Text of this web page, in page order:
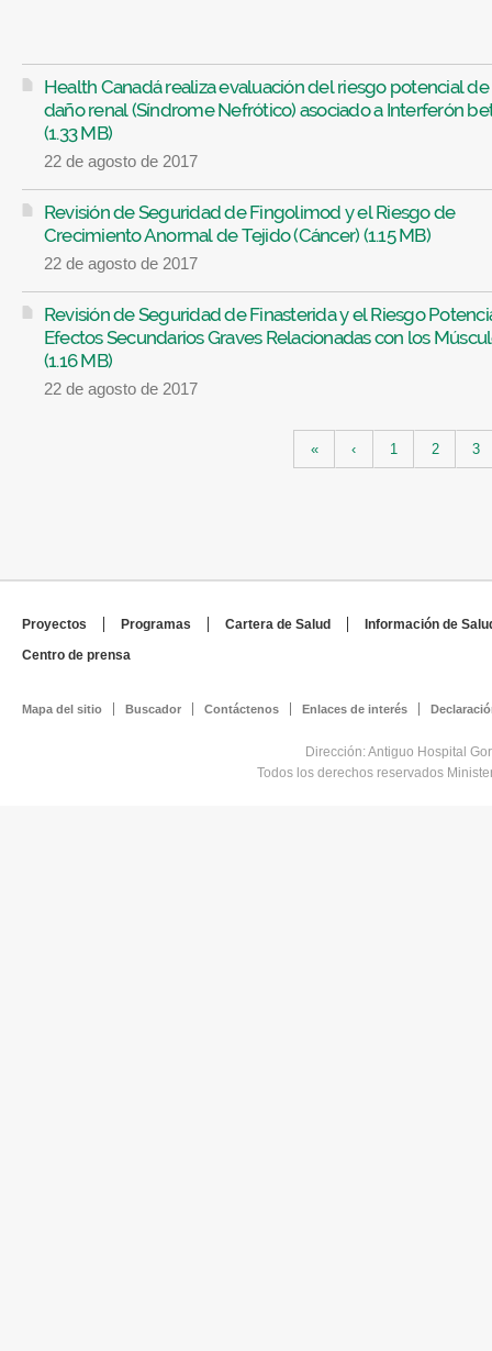
Health Canadá realiza evaluación del riesgo potencial de
daño renal (Síndrome Nefrótico) asociado a Interferón
(1.33 MB)
22 de agosto de 2017
Revisión de Seguridad de Fingolimod y el Riesgo de
Crecimiento Anormal de Tejido (Cáncer) (1.15 MB)
22 de agosto de 2017
Revisión de Seguridad de Finasterida y el Riesgo
Efectos Secundarios Graves Relacionadas con los
(1.16 MB)
22 de agosto de 2017
« ‹ 1 2 3
Proyectos Programas Cartera de Salud
Información de
Centro de prensa
Mapa del sitio Buscador Contáctenos Enlaces de interés
Dirección: Antiguo Hospital
Todos los derechos reservados